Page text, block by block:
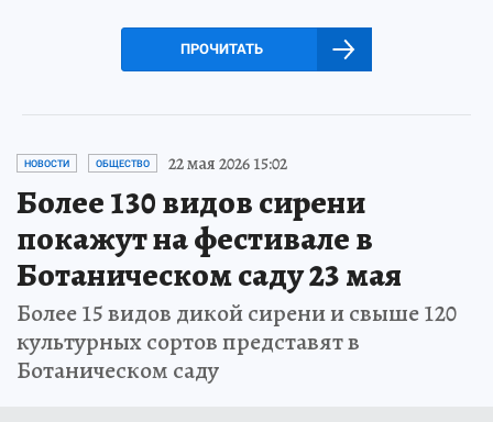
ПРОЧИТАТЬ
НОВОСТИ ОБЩЕСТВО 22 мая 2026 15:02
Более 130 видов сирени
покажут на фестивале в
Ботаническом саду 23 мая
Более 15 видов дикой сирени и свыше 120
культурных сортов представят в
Ботаническом саду